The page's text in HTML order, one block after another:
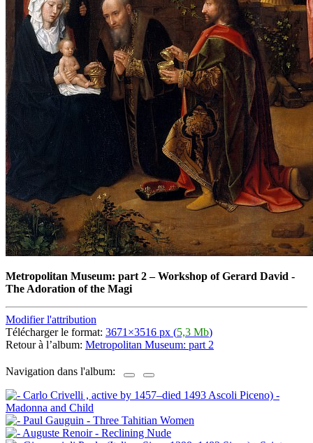
Metropolitan Museum: part 2–Workshop of Gerard David -
The Adoration of the Magi
Modifier l'attribution
Télécharger le format: 3671×3516 px (5,3 Mb)
Retour à l’album: Metropolitan Museum: part 2
Navigation dans l'album: